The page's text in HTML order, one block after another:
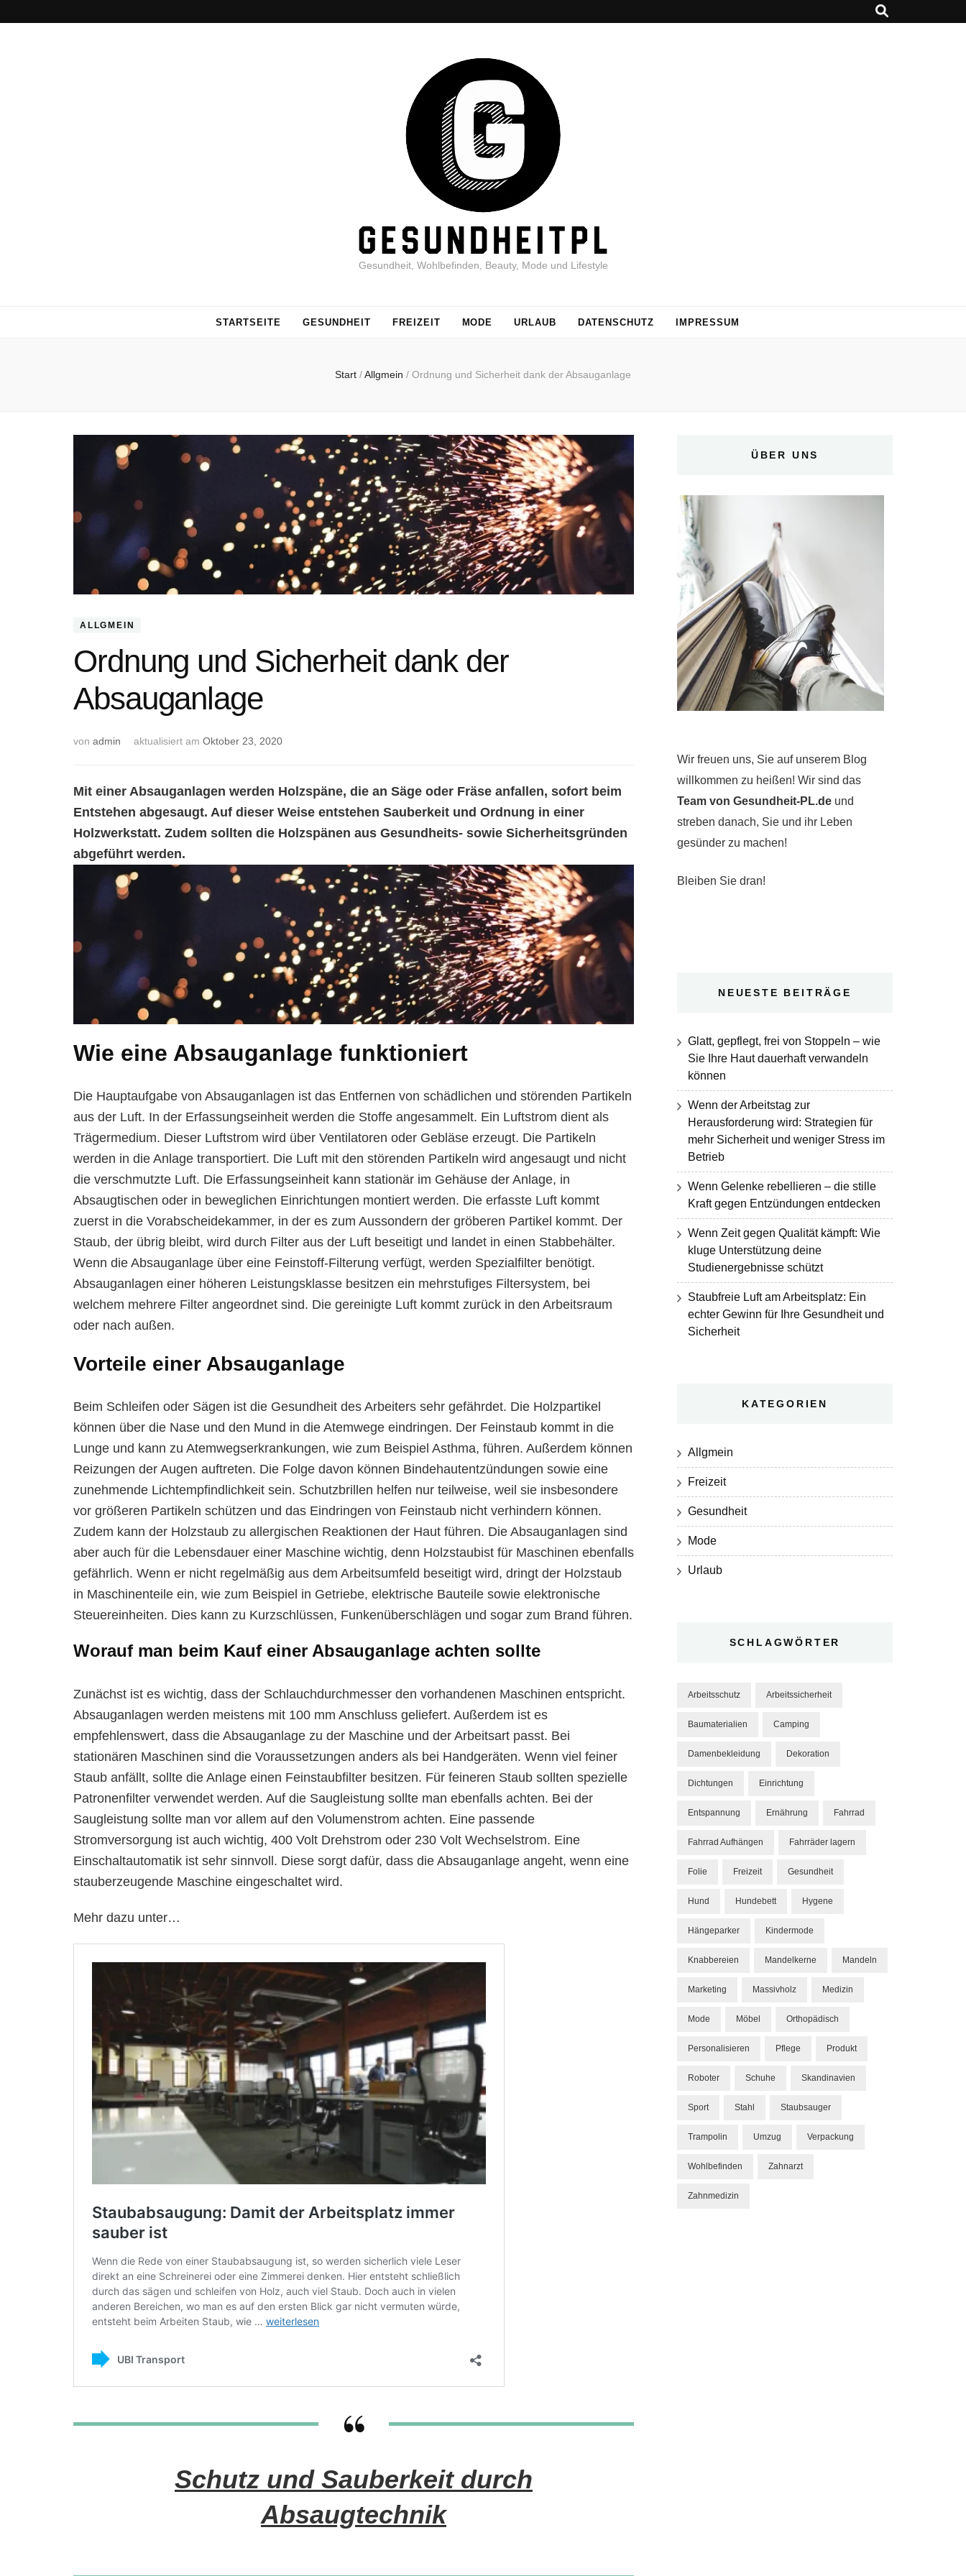
Gesundheit, Wohlbefinden, Beauty, Mode und Lifestyle
STARTSEITE GESUNDHEIT FREIZEIT MODE URLAUB DATENSCHUTZ IMPRESSUM
Start /Allgmein / Ordnung und Sicherheit dank der Absauganlage
ALLGMEIN
Ordnung und Sicherheit dank der
Absauganlage
von admin aktualisiert am Oktober 23, 2020
Mit einer Absauganlagen werden Holzspäne, die an Säge oder Fräse anfallen, sofort beim
Entstehen abgesaugt. Auf dieser Weise entstehen Sauberkeit und Ordnung in einer
Holzwerkstatt. Zudem sollten die Holzspänen aus Gesundheits- sowie Sicherheitsgründen
abgeführt werden.
Wie eine Absauganlage funktioniert
Die Hauptaufgabe von Absauganlagen ist das Entfernen von schädlichen und störenden Partikeln
aus der Luft. In der Erfassungseinheit werden die Stoffe angesammelt. Ein Luftstrom dient als
Trägermedium. Dieser Luftstrom wird über Ventilatoren oder Gebläse erzeugt. Die Partikeln
werden in die Anlage transportiert. Die Luft mit den störenden Partikeln wird angesaugt und nicht
die verschmutzte Luft. Die Erfassungseinheit kann stationär im Gehäuse der Anlage, in
Absaugtischen oder in beweglichen Einrichtungen montiert werden. Die erfasste Luft kommt
zuerst in die Vorabscheidekammer, in der es zum Aussondern der gröberen Partikel kommt. Der
Staub, der übrig bleibt, wird durch Filter aus der Luft beseitigt und landet in einen Stabbehälter.
Wenn die Absauganlage über eine Feinstoff-Filterung verfügt, werden Spezialfilter benötigt.
Absauganlagen einer höheren Leistungsklasse besitzen ein mehrstufiges Filtersystem, bei
welchem mehrere Filter angeordnet sind. Die gereinigte Luft kommt zurück in den Arbeitsraum
oder nach außen.
Vorteile einer Absauganlage
Beim Schleifen oder Sägen ist die Gesundheit des Arbeiters sehr gefährdet. Die Holzpartikel
können über die Nase und den Mund in die Atemwege eindringen. Der Feinstaub kommt in die
Lunge und kann zu Atemwegserkrankungen, wie zum Beispiel Asthma, führen. Außerdem können
Reizungen der Augen auftreten. Die Folge davon können Bindehautentzündungen sowie eine
zunehmende Lichtempfindlichkeit sein. Schutzbrillen helfen nur teilweise, weil sie insbesondere
vor größeren Partikeln schützen und das Eindringen von Feinstaub nicht verhindern können.
Zudem kann der Holzstaub zu allergischen Reaktionen der Haut führen. Die Absauganlagen sind
aber auch für die Lebensdauer einer Maschine wichtig, denn Holzstaubist für Maschinen ebenfalls
gefährlich. Wenn er nicht regelmäßig aus dem Arbeitsumfeld beseitigt wird, dringt der Holzstaub
in Maschinenteile ein, wie zum Beispiel in Getriebe, elektrische Bauteile sowie elektronische
Steuereinheiten. Dies kann zu Kurzschlüssen, Funkenüberschlägen und sogar zum Brand führen.
Worauf man beim Kauf einer Absauganlage achten sollte
Zunächst ist es wichtig, dass der Schlauchdurchmesser den vorhandenen Maschinen entspricht.
Absauganlagen werden meistens mit 100 mm Anschluss geliefert. Außerdem ist es
empfehlenswert, dass die Absauganlage zu der Maschine und der Arbeitsart passt. Bei
stationären Maschinen sind die Voraussetzungen anders als bei Handgeräten. Wenn viel feiner
Staub anfällt, sollte die Anlage einen Feinstaubfilter besitzen. Für feineren Staub sollten spezielle
Patronenfilter verwendet werden. Auf die Saugleistung sollte man ebenfalls achten. Bei der
Saugleistung sollte man vor allem auf den Volumenstrom achten. Eine passende
Stromversorgung ist auch wichtig, 400 Volt Drehstrom oder 230 Volt Wechselstrom. Eine
Einschaltautomatik ist sehr sinnvoll. Diese sorgt dafür, dass die Absauganlage angeht, wenn eine
stauberzeugende Maschine eingeschaltet wird.
Mehr dazu unter…
Schutz und Sauberkeit durch
Absaugtechnik
ÜBER UNS
Wir freuen uns, Sie auf unserem Blog
willkommen zu heißen! Wir sind das
Team von Gesundheit-PL.de und
streben danach, Sie und ihr Leben
gesünder zu machen!
Bleiben Sie dran!
NEUESTE BEITRÄGE
Glatt, gepflegt, frei von Stoppeln – wie
Sie Ihre Haut dauerhaft verwandeln
können
Wenn der Arbeitstag zur
Herausforderung wird: Strategien für
mehr Sicherheit und weniger Stress im
Betrieb
Wenn Gelenke rebellieren – die stille
Kraft gegen Entzündungen entdecken
Wenn Zeit gegen Qualität kämpft: Wie
kluge Unterstützung deine
Studienergebnisse schützt
Staubfreie Luft am Arbeitsplatz: Ein
echter Gewinn für Ihre Gesundheit und
Sicherheit
KATEGORIEN
Allgmein
Freizeit
Gesundheit
Mode
Urlaub
SCHLAGWÖRTER
Arbeitsschutz Arbeitssicherheit
Baumaterialien Camping
Damenbekleidung Dekoration
Dichtungen Einrichtung
Entspannung Ernährung Fahrrad
Fahrrad Aufhängen Fahrräder lagern
Folie Freizeit Gesundheit
Hund Hundebett Hygene
Hängeparker Kindermode
Knabbereien Mandelkerne Mandeln
Marketing Massivholz Medizin
Mode Möbel Orthopädisch
Personalisieren Pflege Produkt
Roboter Schuhe Skandinavien
Sport Stahl Staubsauger
Trampolin Umzug Verpackung
Wohlbefinden Zahnarzt
Zahnmedizin